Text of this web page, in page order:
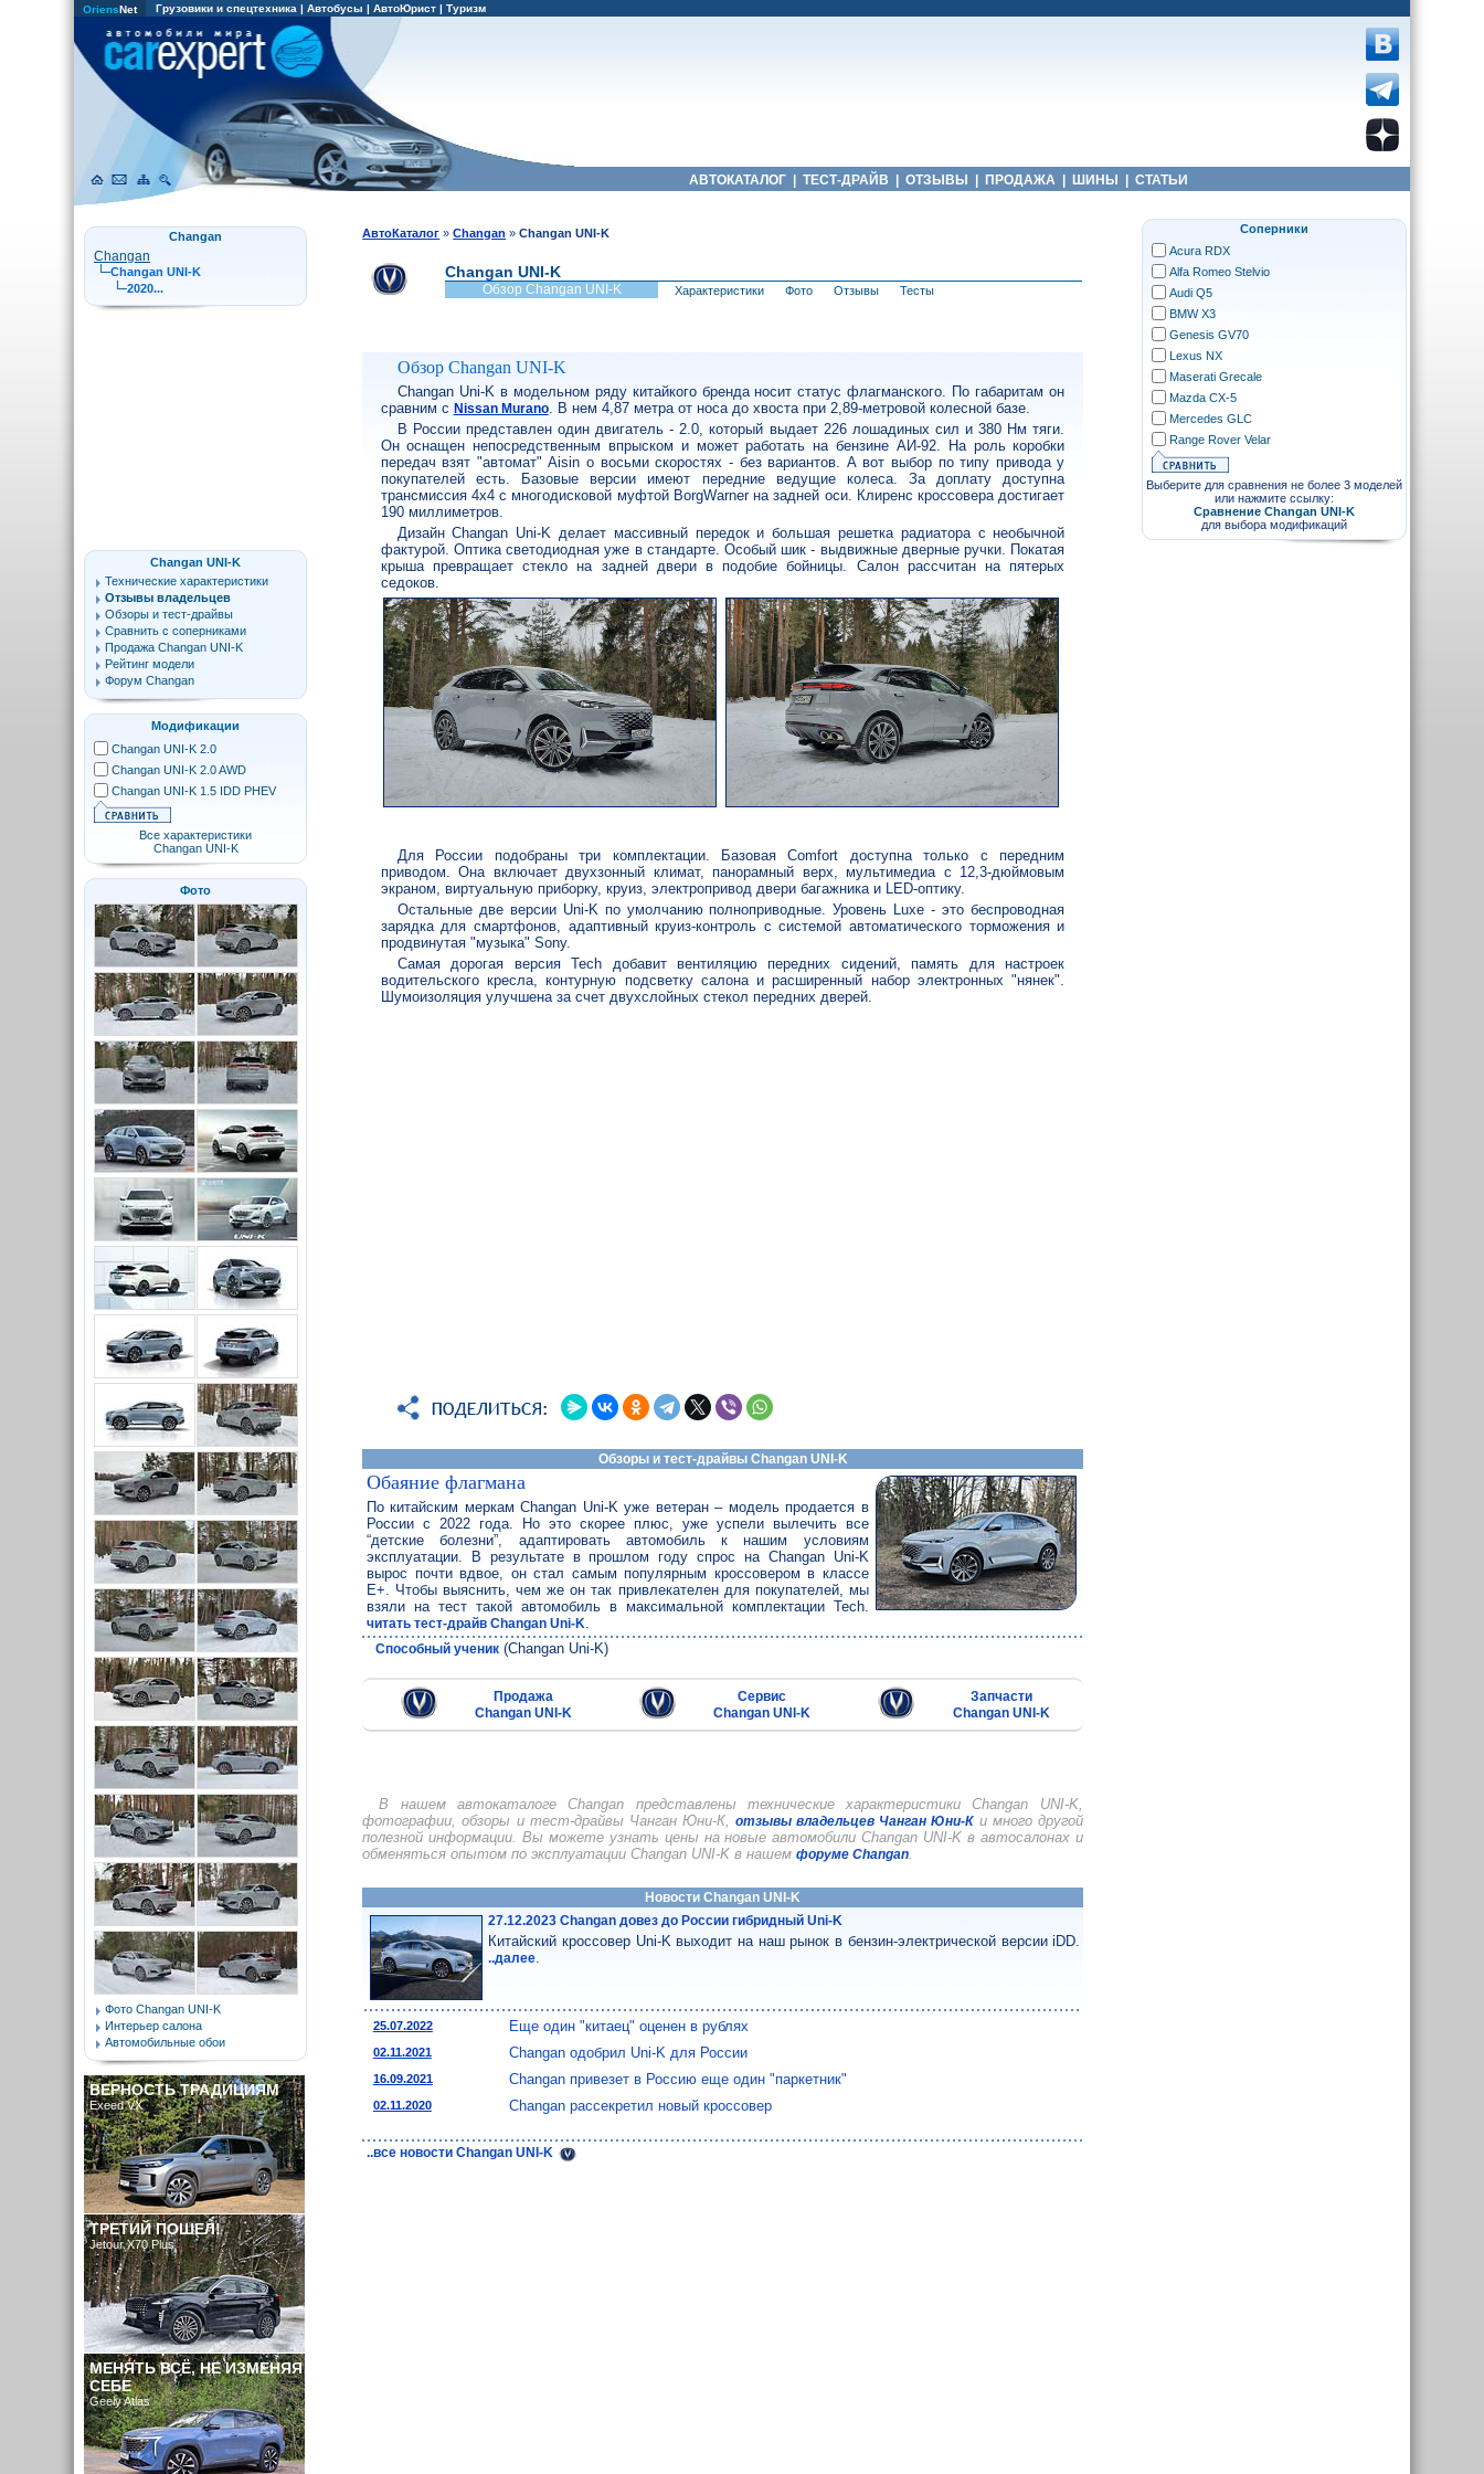
OriensNet Грузовики и спецтехника | Автобусы | АвтоЮрист | Туризм
АВТОКАТАЛОГ ТЕСТ-ДРАЙВ ОТЗЫВЫ ПРОДАЖА ШИНЫ СТАТЬИ
АвтоКаталог »Changan »Changan UNI-K
Changan UNI-K
Обзор Changan UNI-K Характеристики Фото Отзывы Тесты
Обзор Changan UNI-K
Changan Uni-K в модельном ряду китайкого бренда носит статус флагманского. По габаритам он
сравним с Nissan Murano. В нем 4,87 метра от носа до хвоста при 2,89-метровой колесной базе.
В России представлен один двигатель - 2.0, который выдает 226 лошадиных сил и 380 Нм тяги.
Он оснащен непосредственным впрыском и может работать на бензине АИ-92. На роль коробки
передач взят "автомат" Aisin о восьми скоростях - без вариантов. А вот выбор по типу привода у
покупателей есть. Базовые версии имеют передние ведущие колеса. За доплату доступна
трансмиссия 4х4 с многодисковой муфтой BorgWarner на задней оси. Клиренс кроссовера достигает
190 миллиметров.
Дизайн Changan Uni-K делает массивный передок и большая решетка радиатора с необычной
фактурой. Оптика светодиодная уже в стандарте. Особый шик - выдвижные дверные ручки. Покатая
крыша превращает стекло на задней двери в подобие бойницы. Салон рассчитан на пятерых
седоков.
Для России подобраны три комплектации. Базовая Comfort доступна только с передним
приводом. Она включает двухзонный климат, панорамный верх, мультимедиа с 12,3-дюймовым
экраном, виртуальную приборку, круиз, электропривод двери багажника и LED-оптику.
Остальные две версии Uni-K по умолчанию полноприводные. Уровень Luxe - это беспроводная
зарядка для смартфонов, адаптивный круиз-контроль с системой автоматического торможения и
продвинутая "музыка" Sony.
Самая дорогая версия Tech добавит вентиляцию передних сидений, память для настроек
водительского кресла, контурную подсветку салона и расширенный набор электронных "нянек".
Шумоизоляция улучшена за счет двухслойных стекол передних дверей.
Обзоры и тест-драйвы Changan UNI-K
Обаяние флагмана
По китайским меркам Changan Uni-K уже ветеран – модель продается в
России с 2022 года. Но это скорее плюс, уже успели вылечить все
“детские болезни”, адаптировать автомобиль к нашим условиям
эксплуатации. В результате в прошлом году спрос на Changan Uni-K
вырос почти вдвое, он стал самым популярным кроссовером в классе
E+. Чтобы выяснить, чем же он так привлекателен для покупателей, мы
взяли на тест такой автомобиль в максимальной комплектации Tech.
читать тест-драйв Changan Uni-K.
Способный ученик(Changan Uni-K)
Продажа
Changan UNI-K
Сервис
Changan UNI-K
Запчасти
Changan UNI-K
В нашем автокаталоге Changan представлены технические характеристики Changan UNI-K,
фотографии, обзоры и тест-драйвы Чанган Юни-К, отзывы владельцев Чанган Юни-Ки много другой
полезной информации. Вы можете узнать цены на новые автомобили Changan UNI-K в автосалонах и
обменяться опытом по эксплуатации Changan UNI-K в нашемфоруме Changan.
Новости Changan UNI-K
27.12.2023 Changan довез до России гибридный Uni-K
Китайский кроссовер Uni-K выходит на наш рынок в бензин-электрической версии iDD.
..далее.
25.07.2022 Еще один "китаец" оценен в рублях
02.11.2021 Changan одобрил Uni-K для России
16.09.2021 Changan привезет в Россию еще один "паркетник"
02.11.2020 Changan рассекретил новый кроссовер
..все новости Changan UNI-K
Changan
Changan
Changan UNI-K
2020...
Changan UNI-K
Технические характеристики
Отзывы владельцев
Обзоры и тест-драйвы
Сравнить с соперниками
Продажа Changan UNI-K
Рейтинг модели
Форум Changan
Модификации
Changan UNI-K 2.0
Changan UNI-K 2.0 AWD
Changan UNI-K 1.5 IDD PHEV
Все характеристики
Changan UNI-K
Фото
Фото Changan UNI-K
Интерьер салона
Автомобильные обои
ВЕРНОСТЬ ТРАДИЦИЯМ
Exeed VX
ТРЕТИЙ ПОШЕЛ!
Jetour X70 Plus
МЕНЯТЬ ВСЁ, НЕ ИЗМЕНЯЯ
СЕБЕ
Geely Atlas
Соперники
Acura RDX
Alfa Romeo Stelvio
Audi Q5
BMW X3
Genesis GV70
Lexus NX
Maserati Grecale
Mazda CX-5
Mercedes GLC
Range Rover Velar
Выберите для сравнения не более 3 моделей
или нажмите ссылку:
Сравнение Changan UNI-K
для выбора модификаций